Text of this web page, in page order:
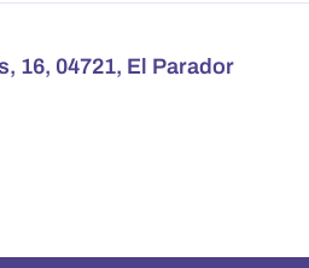
16, 04721, El Parador